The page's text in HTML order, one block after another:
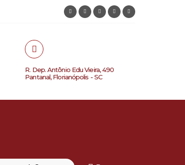
R. Dep. Antônio Edu Vieira, 490
Pantanal, Florianópolis - SC